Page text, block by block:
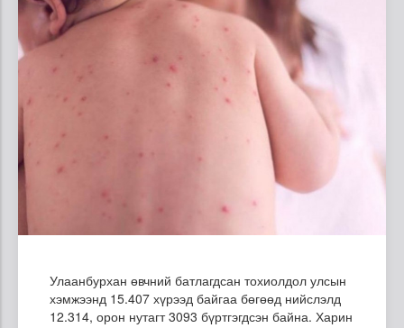
Улаанбурхан өвчний батлагдсан тохиолдол улсын
хэмжээнд 15.407 хүрээд байгаа бөгөөд нийслэлд
12.314, орон нутагт 3093 бүртгэгдсэн байна. Харин